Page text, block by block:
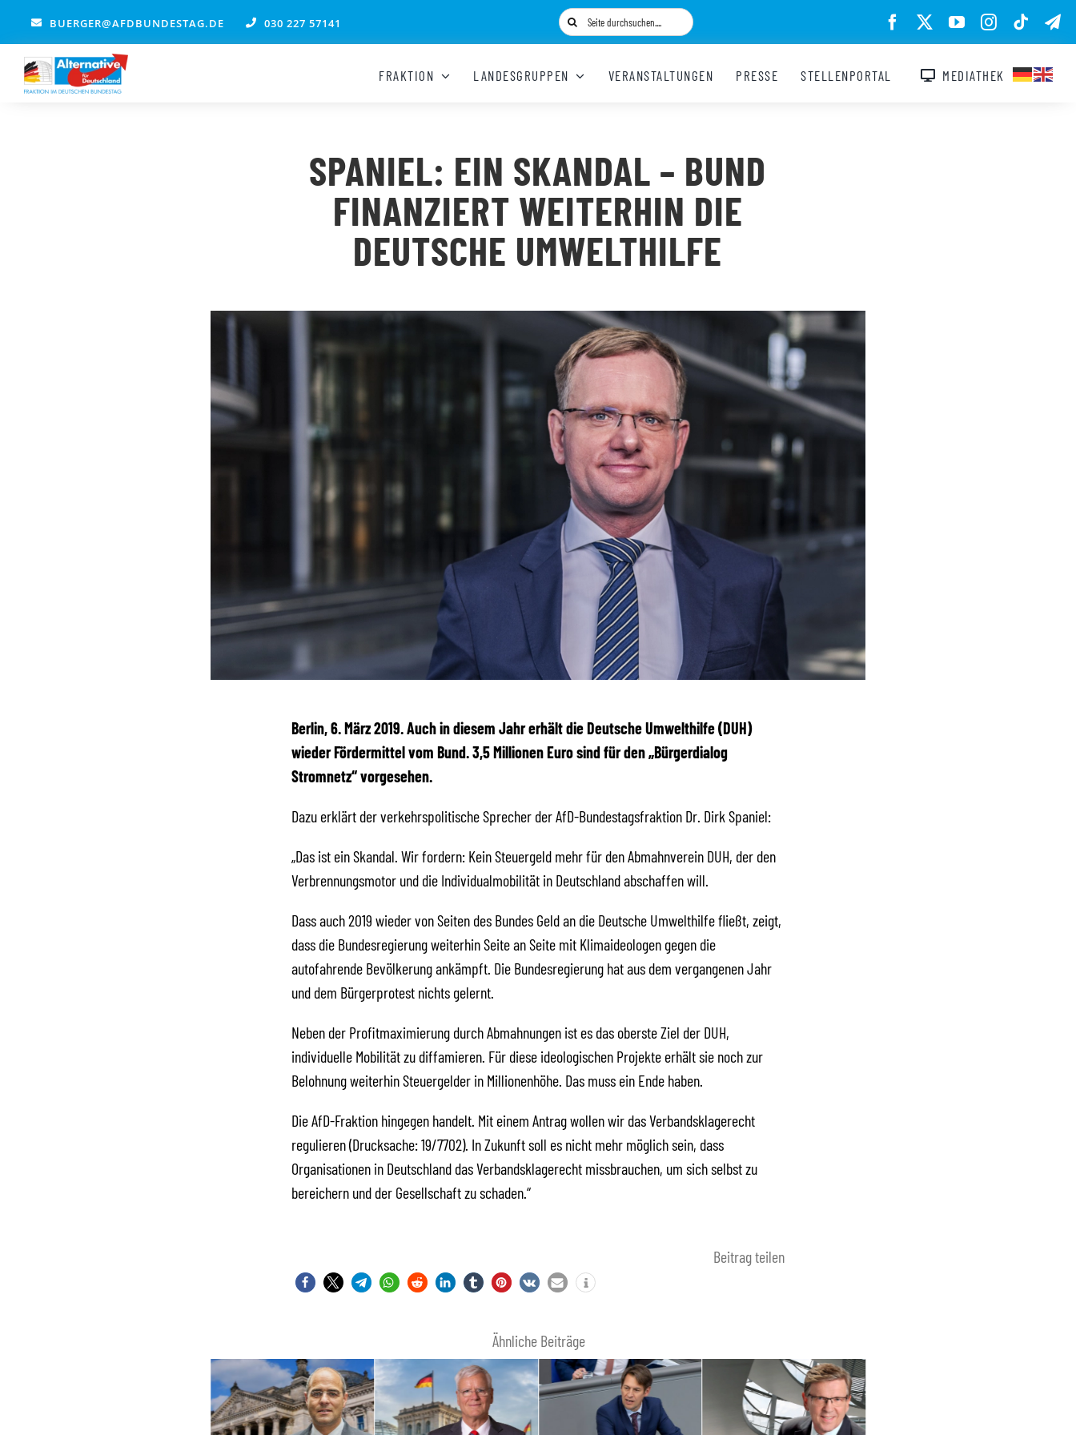
springen
BUERGER@AFDBUNDESTAG.DE 030 227 57141
Suche
nach:
FRAKTION LANDESGRUPPEN VERANSTALTUNGEN PRESSE STELLENPORTAL MEDIATHEK
SPANIEL: EIN SKANDAL – BUND
FINANZIERT WEITERHIN DIE
DEUTSCHE UMWELTHILFE
Berlin, 6. März 2019. Auch in diesem Jahr erhält die Deutsche Umwelthilfe (DUH)
wieder Fördermittel vom Bund. 3,5 Millionen Euro sind für den „Bürgerdialog
Stromnetz“ vorgesehen.
Dazu erklärt der verkehrspolitische Sprecher der AfD-Bundestagsfraktion Dr. Dirk Spaniel:
„Das ist ein Skandal. Wir fordern: Kein Steuergeld mehr für den Abmahnverein DUH, der den
Verbrennungsmotor und die Individualmobilität in Deutschland abschaffen will.
Dass auch 2019 wieder von Seiten des Bundes Geld an die Deutsche Umwelthilfe fließt, zeigt,
dass die Bundesregierung weiterhin Seite an Seite mit Klimaideologen gegen die
autofahrende Bevölkerung ankämpft. Die Bundesregierung hat aus dem vergangenen Jahr
und dem Bürgerprotest nichts gelernt.
Neben der Profitmaximierung durch Abmahnungen ist es das oberste Ziel der DUH,
individuelle Mobilität zu diffamieren. Für diese ideologischen Projekte erhält sie noch zur
Belohnung weiterhin Steuergelder in Millionenhöhe. Das muss ein Ende haben.
Die AfD-Fraktion hingegen handelt. Mit einem Antrag wollen wir das Verbandsklagerecht
regulieren (Drucksache: 19/7702). In Zukunft soll es nicht mehr möglich sein, dass
Organisationen in Deutschland das Verbandsklagerecht missbrauchen, um sich selbst zu
bereichern und der Gesellschaft zu schaden.“
Beitrag teilen
Ähnliche Beiträge